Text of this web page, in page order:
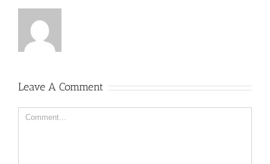
Leave A Comment
Comment